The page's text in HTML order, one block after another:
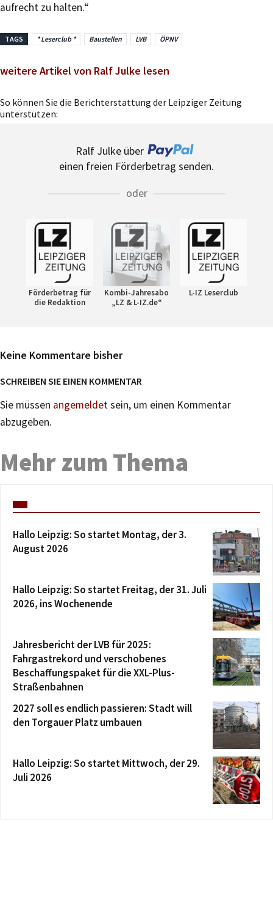
aufrecht zu halten.“
TAGS * Leserclub * Baustellen LVB ÖPNV
weitere Artikel von Ralf Julke lesen
So können Sie die Berichterstattung der Leipziger Zeitung
unterstützen:
Ralf Julke über
einen freien Förderbetrag senden.
oder
Förderbetrag für
die Redaktion
Kombi-Jahresabo
„LZ & L-IZ.de“
L-IZ Leserclub
Keine Kommentare bisher
SCHREIBEN SIE EINEN KOMMENTAR
Sie müssen angemeldetsein, um einen Kommentar
abzugeben.
Mehr zum Thema
Hallo Leipzig: So startet Montag, der 3.
August 2026
Hallo Leipzig: So startet Freitag, der 31. Juli
2026, ins Wochenende
Jahresbericht der LVB für 2025:
Fahrgastrekord und verschobenes
Beschaffungspaket für die XXL-Plus-
Straßenbahnen
2027 soll es endlich passieren: Stadt will
den Torgauer Platz umbauen
Hallo Leipzig: So startet Mittwoch, der 29.
Juli 2026